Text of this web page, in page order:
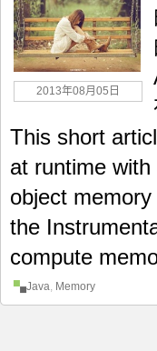
2013年08月05日
This short
at runtime
object
the
compute
Java, Memory